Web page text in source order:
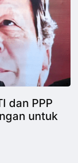
dan PPP
untuk